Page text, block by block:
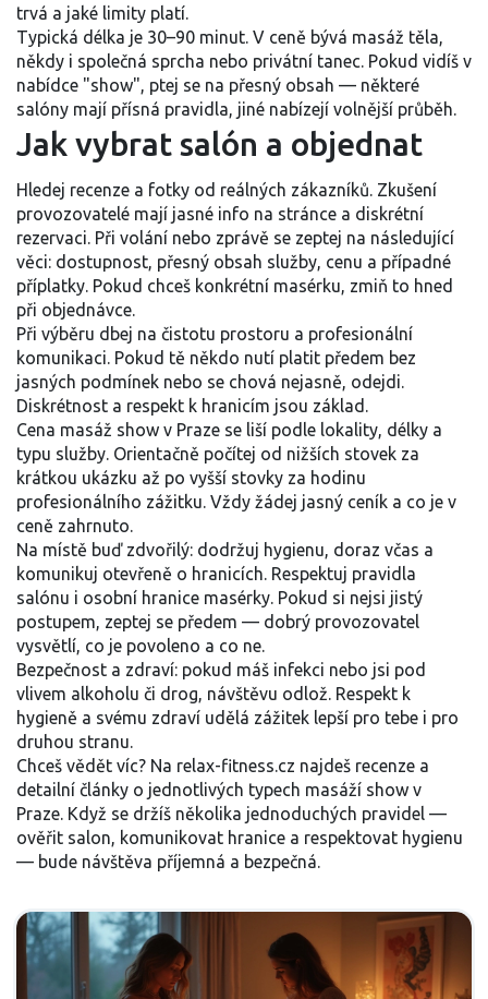
trvá a jaké limity platí.
Typická délka je 30–90 minut. V ceně bývá masáž těla,
někdy i společná sprcha nebo privátní tanec. Pokud vidíš v
nabídce "show", ptej se na přesný obsah — některé
salóny mají přísná pravidla, jiné nabízejí volnější průběh.
Jak vybrat salón a objednat
Hledej recenze a fotky od reálných zákazníků. Zkušení
provozovatelé mají jasné info na stránce a diskrétní
rezervaci. Při volání nebo zprávě se zeptej na následující
věci: dostupnost, přesný obsah služby, cenu a případné
příplatky. Pokud chceš konkrétní masérku, zmiň to hned
při objednávce.
Při výběru dbej na čistotu prostoru a profesionální
komunikaci. Pokud tě někdo nutí platit předem bez
jasných podmínek nebo se chová nejasně, odejdi.
Diskrétnost a respekt k hranicím jsou základ.
Cena masáž show v Praze se liší podle lokality, délky a
typu služby. Orientačně počítej od nižších stovek za
krátkou ukázku až po vyšší stovky za hodinu
profesionálního zážitku. Vždy žádej jasný ceník a co je v
ceně zahrnuto.
Na místě buď zdvořilý: dodržuj hygienu, doraz včas a
komunikuj otevřeně o hranicích. Respektuj pravidla
salónu i osobní hranice masérky. Pokud si nejsi jistý
postupem, zeptej se předem — dobrý provozovatel
vysvětlí, co je povoleno a co ne.
Bezpečnost a zdraví: pokud máš infekci nebo jsi pod
vlivem alkoholu či drog, návštěvu odlož. Respekt k
hygieně a svému zdraví udělá zážitek lepší pro tebe i pro
druhou stranu.
Chceš vědět víc? Na relax-fitness.cz najdeš recenze a
detailní články o jednotlivých typech masáží show v
Praze. Když se držíš několika jednoduchých pravidel —
ověřit salon, komunikovat hranice a respektovat hygienu
— bude návštěva příjemná a bezpečná.